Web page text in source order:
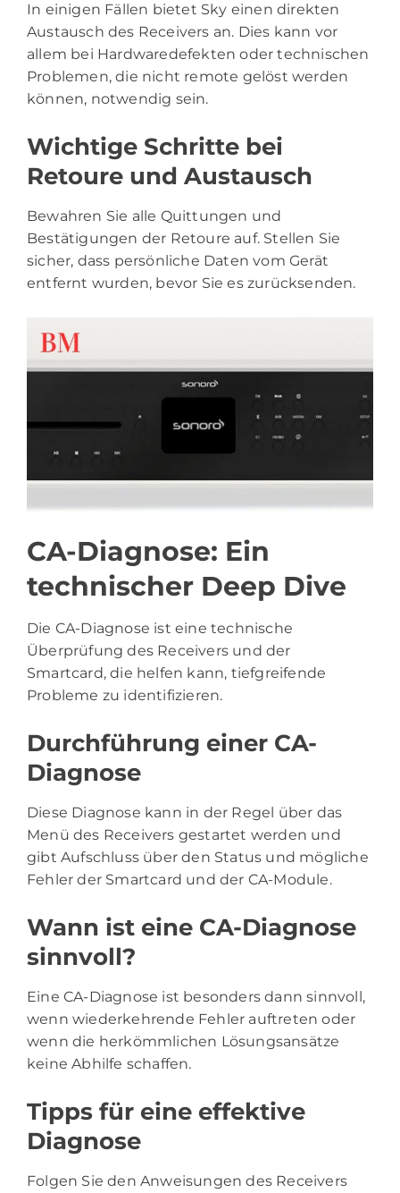
In einigen Fällen bietet Sky einen direkten
Austausch des Receivers an. Dies kann vor
allem bei Hardwaredefekten oder technischen
Problemen, die nicht remote gelöst werden
können, notwendig sein.
Wichtige Schritte bei
Retoure und Austausch
Bewahren Sie alle Quittungen und
Bestätigungen der Retoure auf. Stellen Sie
sicher, dass persönliche Daten vom Gerät
entfernt wurden, bevor Sie es zurücksenden.
CA-Diagnose: Ein
technischer Deep Dive
Die CA-Diagnose ist eine technische
Überprüfung des Receivers und der
Smartcard, die helfen kann, tiefgreifende
Probleme zu identifizieren.
Durchführung einer CA-
Diagnose
Diese Diagnose kann in der Regel über das
Menü des Receivers gestartet werden und
gibt Aufschluss über den Status und mögliche
Fehler der Smartcard und der CA-Module.
Wann ist eine CA-Diagnose
sinnvoll?
Eine CA-Diagnose ist besonders dann sinnvoll,
wenn wiederkehrende Fehler auftreten oder
wenn die herkömmlichen Lösungsansätze
keine Abhilfe schaffen.
Tipps für eine effektive
Diagnose
Folgen Sie den Anweisungen des Receivers